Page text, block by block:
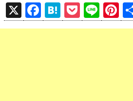
X
F
a
H
at
P
o
Li
n
Pi
nt